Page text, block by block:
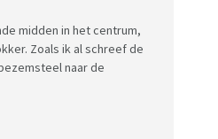
midden in het centrum,
Zoals ik al schreef de
naar de